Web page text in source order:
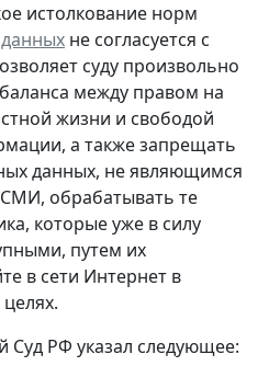
истолкование норм
не согласуется с
суду произвольно
между правом на
жизни и свободой
а также запрещать
данных, не являющимся
обрабатывать те
которыеуже в силу
, путем их
в сети Интернет в
Суд РФ указал следующее: